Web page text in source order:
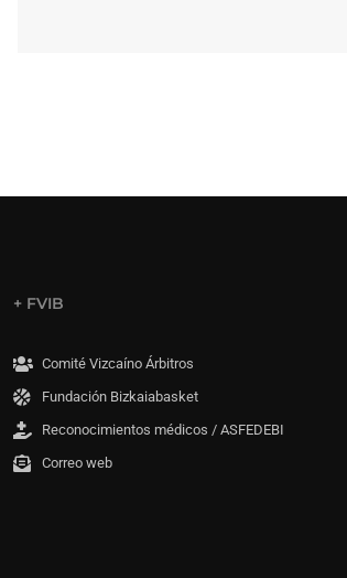
+ FVIB
Comité Vizcaíno Árbitros
Fundación Bizkaiabasket
Reconocimientos médicos / ASFEDEBI
Correo web